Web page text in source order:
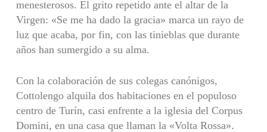
menestero­sos. El grito repetido ante el altar de la
Virgen: «Se me ha dado la gracia» marca un rayo de
luz que acaba, por fin, con las tinieblas que durante
años han sumergido a su alma.
Con la colaboración de sus colegas canónigos,
Cottolengo alquila dos habitaciones en el populoso
centro de Turín, casi enfrente a la iglesia del Corpus
Domini, en una casa que llaman la «Volta Rossa».